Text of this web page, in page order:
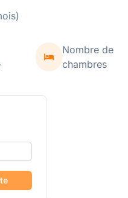
Nombre de
chambres